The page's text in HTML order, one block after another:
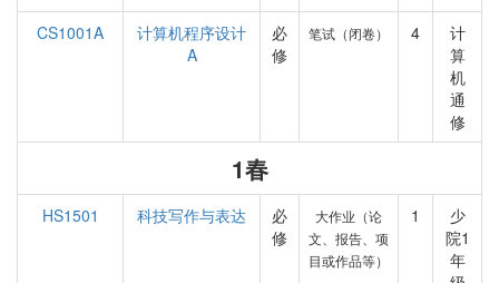
CS1001A
计算机程序设计
A
必
修
笔试（闭卷） 4
计
算
机
通
修
1春
HS1501 科技写作与表达
必
修
大作业（论
文、报告、项
目或作品等）
1
少
院1
年